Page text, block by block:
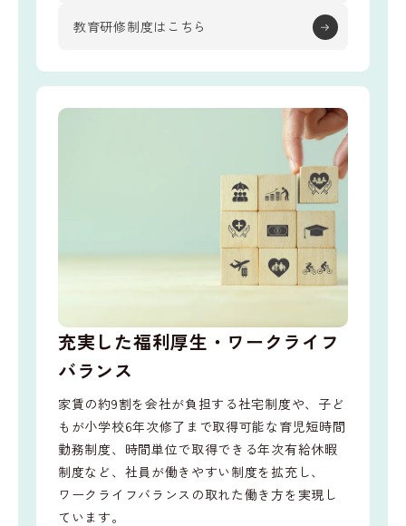
教育研修制度はこちら
充実した福利厚生・ワークライフ
バランス
家賃の約9割を会社が負担する社宅制度や、子ど
もが小学校6年次修了まで取得可能な育児短時間
勤務制度、時間単位で取得できる年次有給休暇
制度など、社員が働きやすい制度を拡充し、
ワークライフバランスの取れた働き方を実現し
ています。